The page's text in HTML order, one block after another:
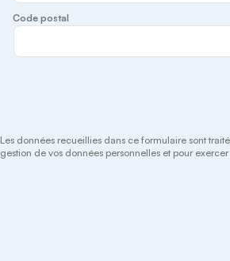
Code postal
Les données recueillies dans ce formulaire sont
gestion de vos données personnelles et pour